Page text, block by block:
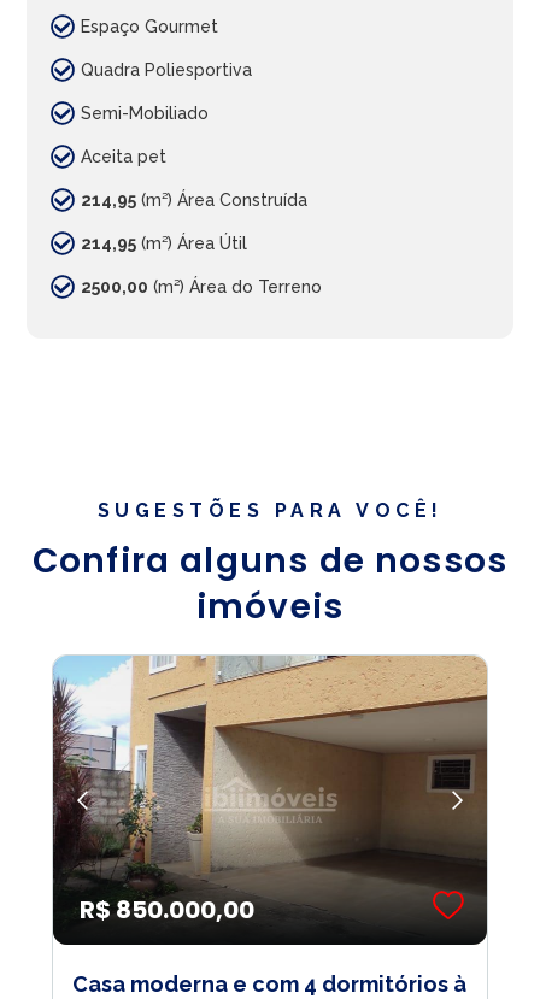
Espaço Gourmet
Quadra Poliesportiva
Semi-Mobiliado
Aceita pet
214,95 (m²) Área Construída
214,95 (m²) Área Útil
2500,00 (m²) Área do Terreno
SUGESTÕES PARA VOCÊ!
Confira alguns de nossos
imóveis
R$ 850.000,00
Casa moderna e com 4 dormitórios à